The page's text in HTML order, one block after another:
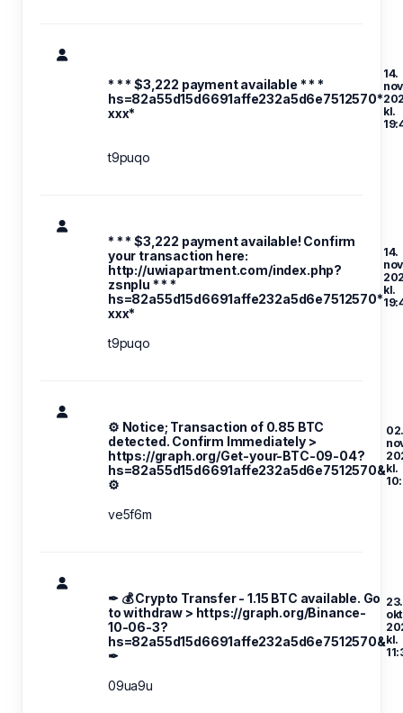
* * * $3,222 payment available * * *
hs=82a55d15d6691affe232a5d6e7512570*
ххх*
14.
nov
kl.
t9puqo
* * * $3,222 payment available! Confirm
your transaction here:
http://uwiapartment.com/index.php?
zsnplu * * *
hs=82a55d15d6691affe232a5d6e7512570*
ххх*
14.
nov
kl.
t9puqo
⚙ Notice; Transaction of 0.85 BTC
detected. Confirm Immediately >
https://graph.org/Get-your-BTC-09-04?
hs=82a55d15d6691affe232a5d6e7512570&
⚙
kl.
ve5f6m
✒ 💰 Crypto Transfer - 1.15 BTC available. Go
to withdraw > https://graph.org/Binance-
10-06-3?
hs=82a55d15d6691affe232a5d6e7512570&
✒
23.
okt
kl.
09ua9u